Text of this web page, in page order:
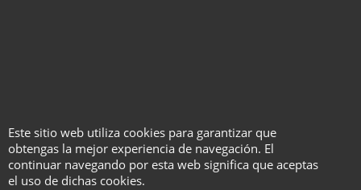
Este sitio web utiliza cookies para garantizar que
obtengas la mejor experiencia de navegación. El
continuar navegando por esta web significa que aceptas
el uso de dichas cookies.